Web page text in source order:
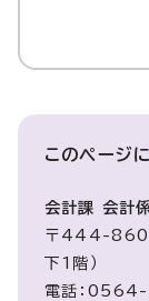
このページ
会計課 会計
〒444-8601
下1階）
電話：